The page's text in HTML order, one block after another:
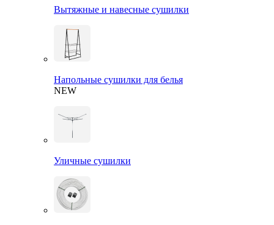
Вытяжные и навесные сушилки
Напольные сушилки для белья
NEW
Уличные сушилки